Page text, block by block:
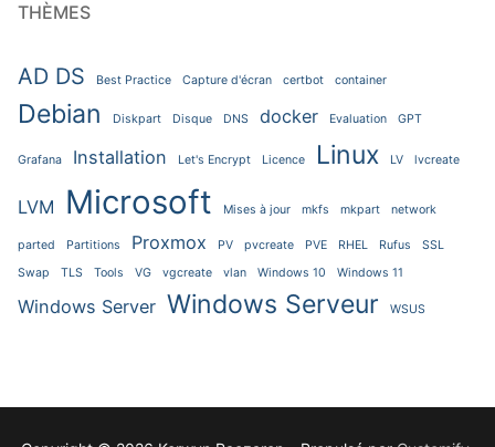
THÈMES
AD DS Best Practice Capture d'écran certbot container
Debian Diskpart Disque DNS docker Evaluation GPT
Grafana Installation Let's Encrypt Licence Linux LV lvcreate
LVM Microsoft Mises à jour mkfs mkpart network
parted Partitions Proxmox PV pvcreate PVE RHEL Rufus
SSL
Swap
TLS Tools VG vgcreate vlan Windows 10 Windows 11
Windows Server Windows Serveur WSUS